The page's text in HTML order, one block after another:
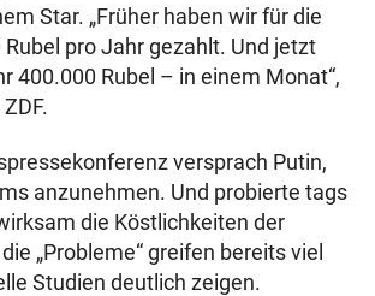
Star. „Früher haben wir für die
pro Jahr gezahlt. Und jetzt
400.000 Rubel – in einem Monat“,
versprach Putin,
anzunehmen. Und probierte tags
die Köstlichkeiten der
„Probleme“ greifen bereits viel
Studien deutlich zeigen.